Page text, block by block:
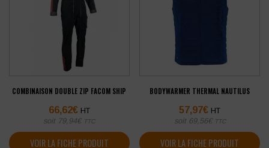
COMBINAISON DOUBLE ZIP FACOM SHIP
66,62€ HT
soit 79,94€ TTC
VOIR LA FICHE PRODUIT
BODYWARMER THERMAL NAUTILUS
57,97€ HT
soit 69,56€ TTC
VOIR LA FICHE PRODUIT